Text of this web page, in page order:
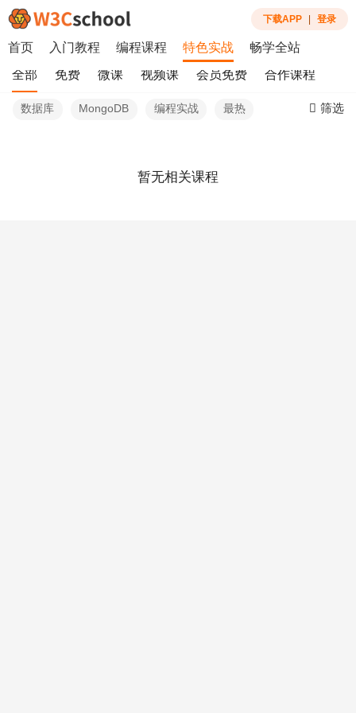
下载APP 登录
首页 入门教程 编程课程 特色实战 畅学全站
全部 免费 微课 视频课 会员免费 合作课程
数据库 MongoDB 编程实战 最热 筛选
暂无相关课程